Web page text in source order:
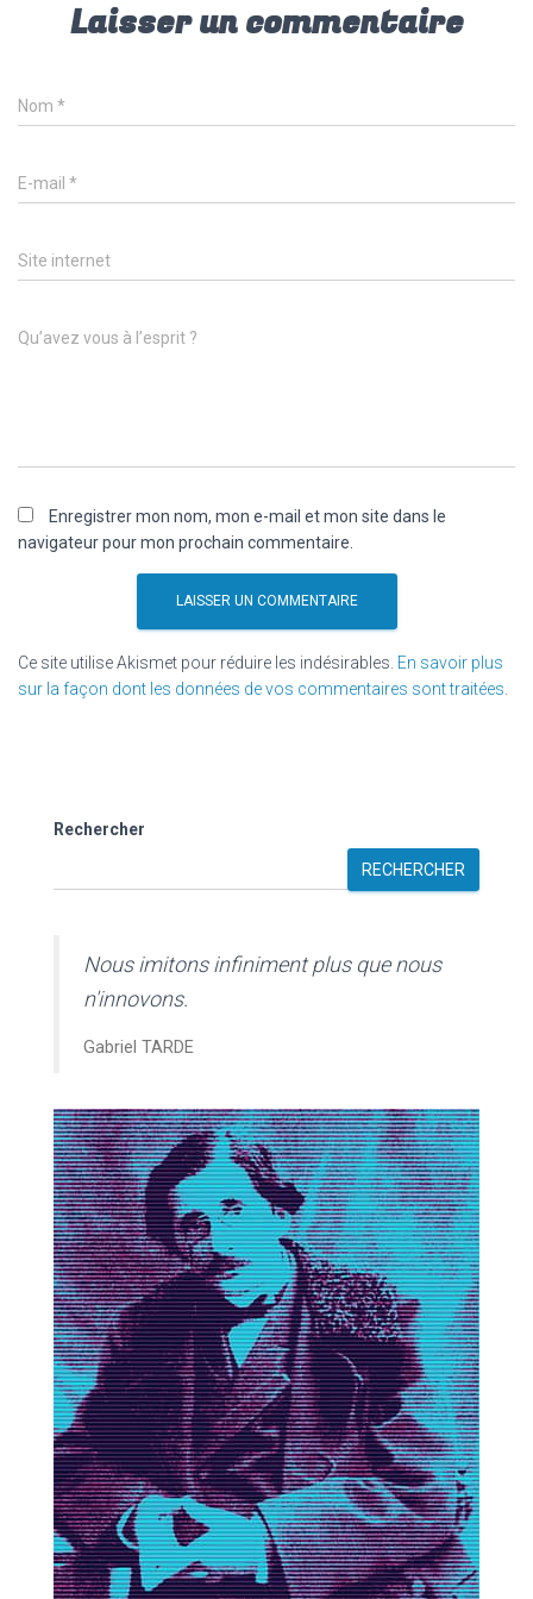
Laisser un commentaire
Nom *
E-mail *
Site internet
Qu’avez vous à l’esprit ?
Enregistrer mon nom, mon e-mail et mon site dans le
navigateur pour mon prochain commentaire.
Ce site utilise Akismet pour réduire les indésirables. En savoir plus
sur la façon dont les données de vos commentaires sont traitées
Rechercher
RECHERCHER
Nous imitons infiniment plus que nous
n'innovons.
Gabriel TARDE